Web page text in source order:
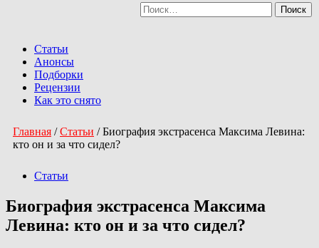
Статьи
Анонсы
Подборки
Рецензии
Как это снято
Найти:
Главная /Статьи /Биография экстрасенса Максима Левина:
кто он и за что сидел?
Статьи
Биография экстрасенса Максима
Левина: кто он и за что сидел?